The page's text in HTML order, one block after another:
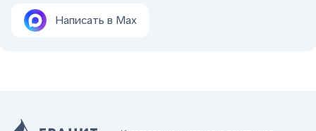
Написать в Max